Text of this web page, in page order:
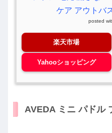
ケア アウトバ
posted
楽天市場
Yahooショッピング
AVEDA ミニ パドル